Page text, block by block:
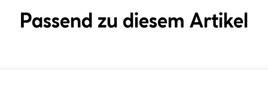
Passend zu diesem Artikel